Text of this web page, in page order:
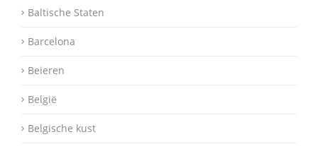
Baltische Staten
Barcelona
Beieren
België
Belgische kust